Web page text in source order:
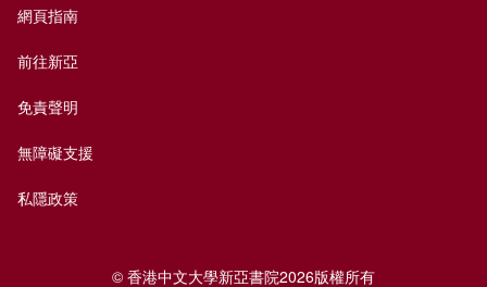
網頁指南
前往新亞
免責聲明
無障礙支援
私隱政策
© 香港中文大學新亞書院2026版權所有